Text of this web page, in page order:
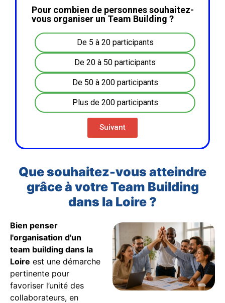
Pour combien de personnes souhaitez-
vous organiser un Team Building ?
De 5 à 20 participants
De 20 à 50 participants
De 50 à 200 participants
Plus de 200 participants
Suivant
Que souhaitez-vous atteindre
grâce à votre Team Building
dans la Loire ?
Bien penser
l'organisation d'un
team building dans la
Loire est une démarche
pertinente pour
favoriser l’unité des
collaborateurs, en